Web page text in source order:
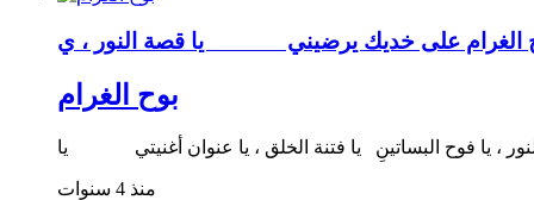
بوح الغرام
منذ 4 سنوات